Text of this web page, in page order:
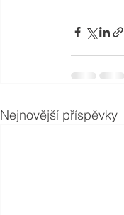
Nejnovější příspěvky